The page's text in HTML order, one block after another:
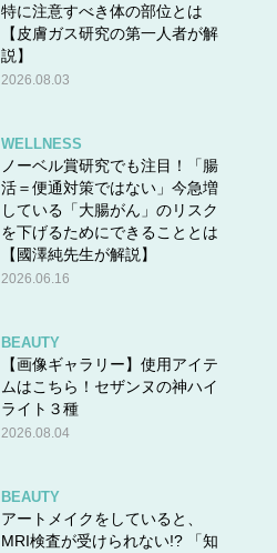
特に注意すべき体の部位とは
【皮膚ガス研究の第一人者が解
説】
2026.08.03
WELLNESS
ノーベル賞研究でも注目！「腸
活＝便通対策ではない」今急増
している「大腸がん」のリスク
を下げるためにできることとは
【國澤純先生が解説】
2026.06.16
BEAUTY
【画像ギャラリー】使用アイテ
ムはこちら！セザンヌの神ハイ
ライト３種
2026.08.04
BEAUTY
アートメイクをしていると、
MRI検査が受けられない!? 「知